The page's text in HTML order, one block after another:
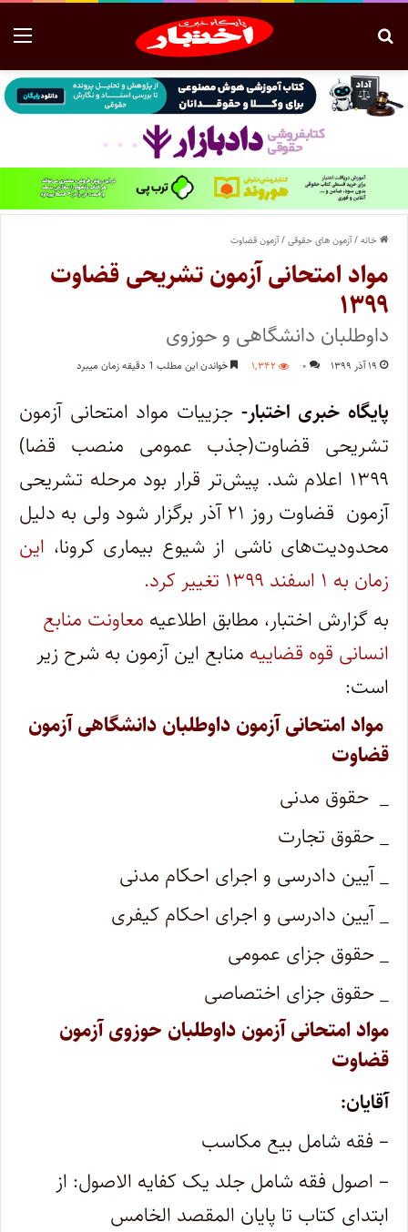
خانه/آزمون های حقوقی/آزمون قضاوت
مواد امتحانی آزمون تشریحی قضاوت
۱۳۹۹
داوطلبان دانشگاهی و حوزوی
۱۹ آذر ۱۳۹۹ ۰ ۱,۳۴۲ خواندن این مطلب 1 دقیقه زمان میبرد
پایگاه خبری اختبار- جزییات مواد امتحانی آزمون
تشریحی قضاوت(جذب عمومی منصب قضا)
۱۳۹۹ اعلام شد. پیش‌تر قرار بود مرحله تشریحی
آزمون قضاوت روز ۲۱ آذر برگزار شود ولی به دلیل
محدودیت‌های ناشی از شیوع بیماری کرونا، این
زمان به ۱ اسفند ۱۳۹۹ تغییر کرد.
به گزارش اختبار، مطابق اطلاعیه معاونت منابع
انسانی قوه قضاییه منابع این آزمون به شرح زیر
است:
مواد امتحانی آزمون داوطلبان دانشگاهی آزمون
قضاوت
_ حقوق مدنی
_ حقوق تجارت
_ آیین دادرسی و اجرای احکام مدنی
_ آیین دادرسی و اجرای احکام کیفری
_ حقوق جزای عمومی
_ حقوق جزای اختصاصی
مواد امتحانی آزمون داوطلبان حوزوی آزمون
قضاوت
آقایان:
– فقه شامل بیع مکاسب
– اصول فقه شامل جلد یک کفایه الاصول: از
ابتدای کتاب تا پایان المقصد الخامس